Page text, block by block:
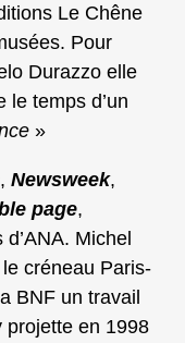
Le Chêne
Pour
Durazzo elle
le temps d’un
»
, Newsweek,
page,
Michel
créneau Paris-
BNF un travail
projette en 1998